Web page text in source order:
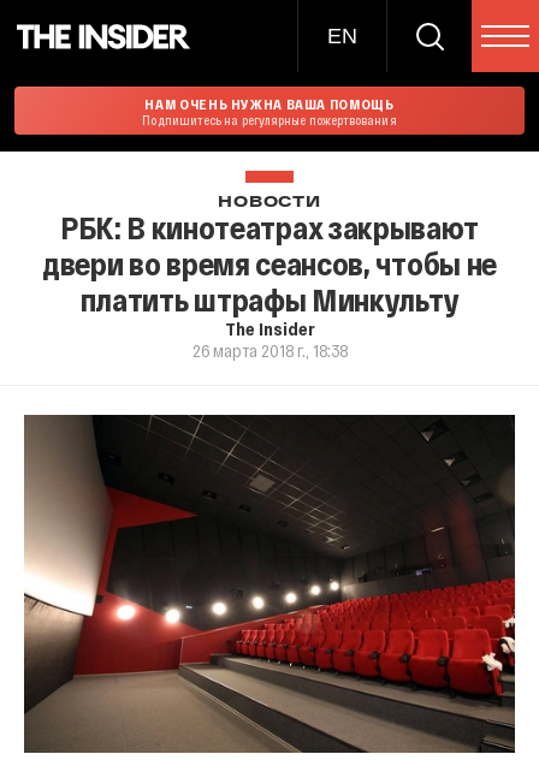
EN
НАМ ОЧЕНЬ НУЖНА ВАША ПОМОЩЬ
Подпишитесь на регулярные пожертвования
НОВОСТИ
РБК: В кинотеатрах закрывают
двери во время сеансов, чтобы не
платить штрафы Минкульту
The Insider
26 марта 2018 г., 18:38